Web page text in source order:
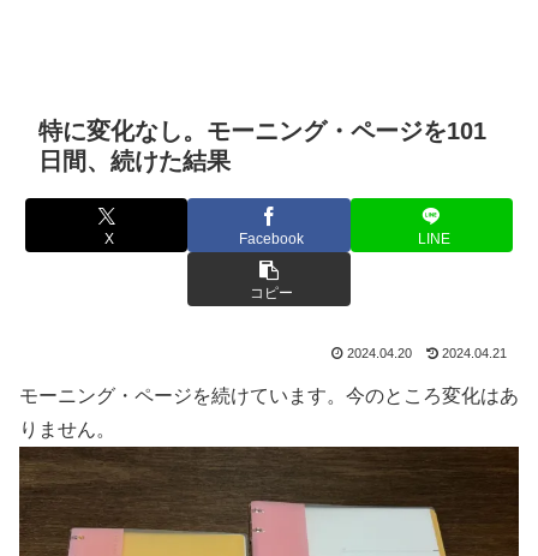
特に変化なし。モーニング・ページを101
日間、続けた結果
X Facebook LINE
コピー
2024.04.20 2024.04.21
モーニング・ページを続けています。今のところ変化はあ
りません。